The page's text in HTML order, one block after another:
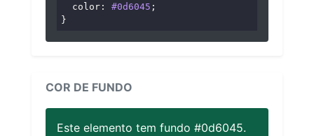
color : #0d6045 ;
}
COR DE FUNDO
Este elemento tem fundo #0d6045.